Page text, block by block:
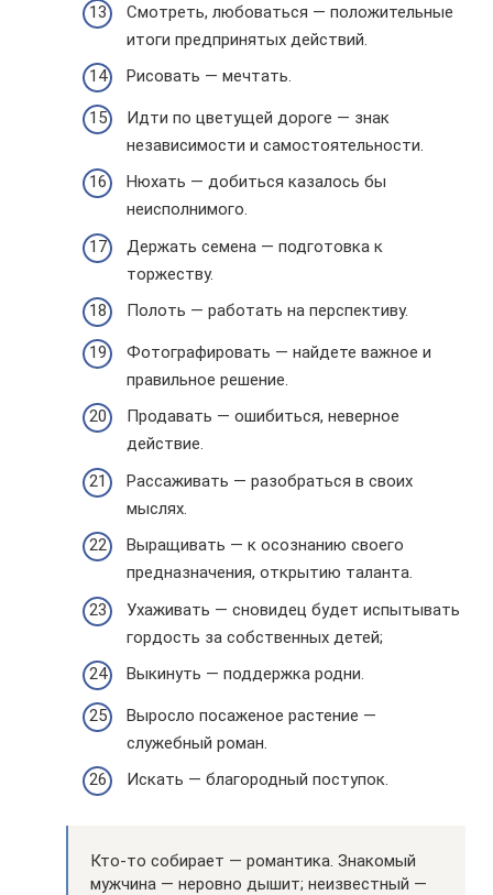
Смотреть, любоваться — положительные
итоги предпринятых действий.
Рисовать — мечтать.
Идти по цветущей дороге — знак
независимости и самостоятельности.
Нюхать — добиться казалось бы
неисполнимого.
Держать семена — подготовка к
торжеству.
Полоть — работать на перспективу.
Фотографировать — найдете важное и
правильное решение.
Продавать — ошибиться, неверное
действие.
Рассаживать — разобраться в своих
мыслях.
Выращивать — к осознанию своего
предназначения, открытию таланта.
Ухаживать — сновидец будет испытывать
гордость за собственных детей;
Выкинуть — поддержка родни.
Выросло посаженое растение —
служебный роман.
Искать — благородный поступок.
Кто-то собирает — романтика. Знакомый
мужчина — неровно дышит; неизвестный —